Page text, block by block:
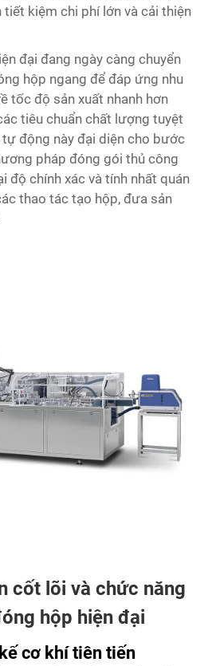
kiệm chi phí lớn và cải thiện
đại đang ngày càng chuyển
hộp ngang để đáp ứng nhu
tốc độ sản xuất nhanh hơn
tiêu chuẩn chất lượng tuyệt
động này đại diện cho bước
pháp đóng gói thủ công
độ chính xác và tính nhất quán
thao tác tạo hộp, đưa sản
cốt lõi và chức năng
hộp hiện đại
cơ khí tiên tiến